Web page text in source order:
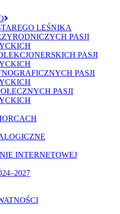
LEŚNIKA
PASJI
PASJI
PASJI
PASJI
INTERNETOWEJ